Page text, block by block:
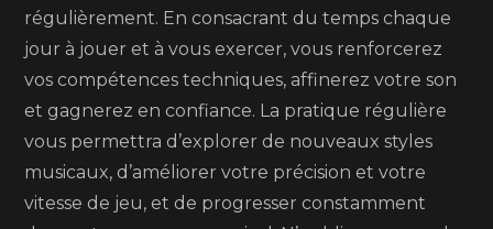
régulièrement. En consacrant du temps chaque
jour à jouer et à vous exercer, vous renforcerez
vos compétences techniques, affinerez votre son
et gagnerez en confiance. La pratique régulière
vous permettra d’explorer de nouveaux styles
musicaux, d’améliorer votre précision et votre
vitesse de jeu, et de progresser constamment